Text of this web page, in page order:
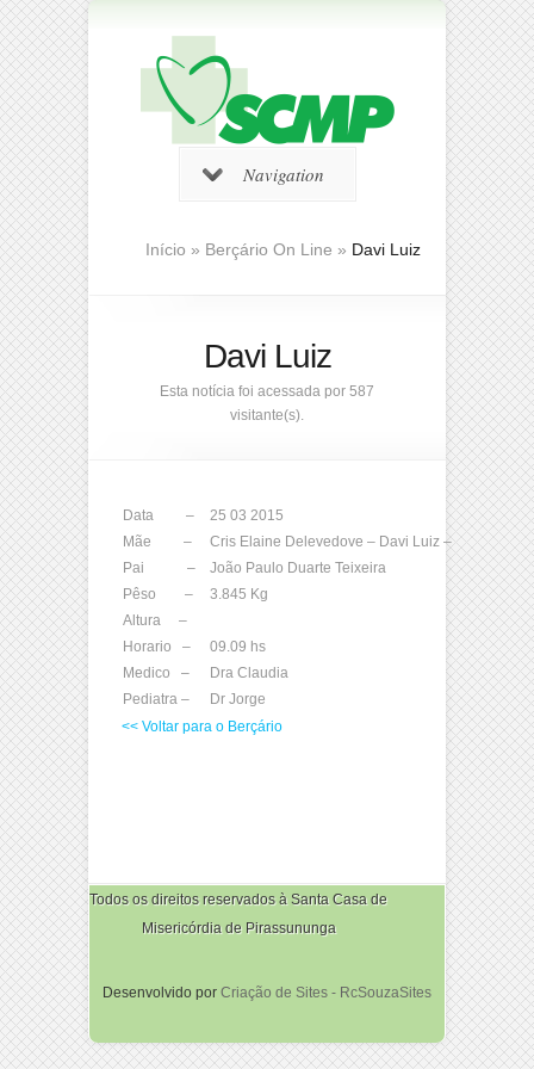
Navigation
Início » Berçário On Line » Davi Luiz
Davi Luiz
Esta notícia foi acessada por 587
visitante(s).
Data –
25 03 2015
Mãe –
Cris Elaine Delevedove – Davi Luiz –
Pai –
João Paulo Duarte Teixeira
Pêso –
3.845 Kg
Altura –
Horario –
09.09 hs
Medico –
Dra Claudia
Pediatra –
Dr Jorge
<< Voltar para o Berçário
Todos os direitos reservados à Santa Casa de
Misericórdia de Pirassununga
Desenvolvido por Criação de Sites - RcSouzaSites